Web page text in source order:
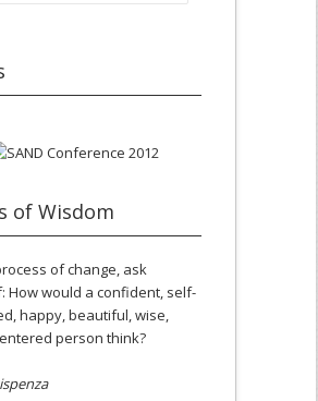
of Wisdom
of change, ask
How would a confident, self-
happy, beautiful, wise,
person think?